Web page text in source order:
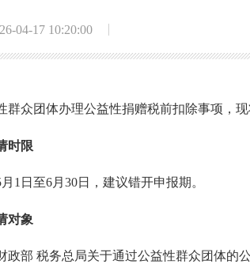
04-17 10:20:00
群众团体办理公益性捐赠税前扣除事项 ，
时限
1日至6月30日，建议错开申报期。
对象
政部 税务总局关于通过公益性群众团体的